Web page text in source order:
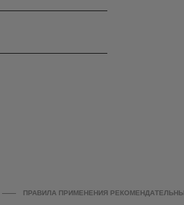
ПРАВИЛА ПРИМЕНЕНИЯ